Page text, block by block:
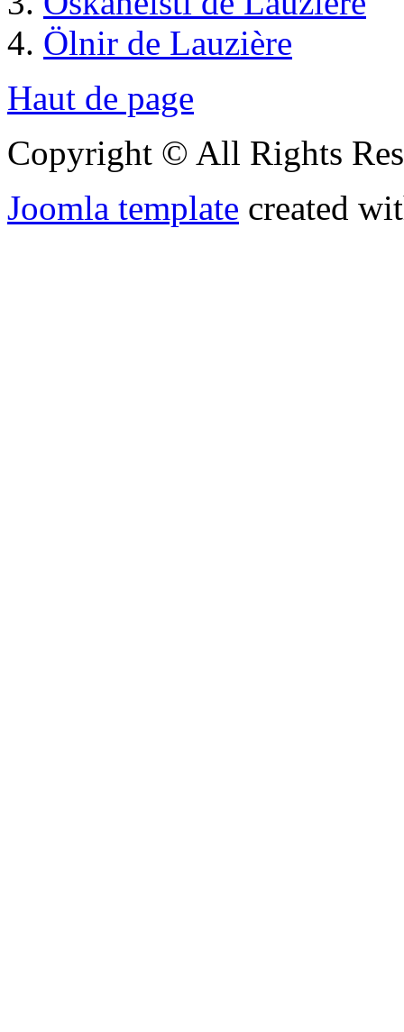
Ölnir de Lauzière
Haut de page
Copyright © All Rights
Joomla template created